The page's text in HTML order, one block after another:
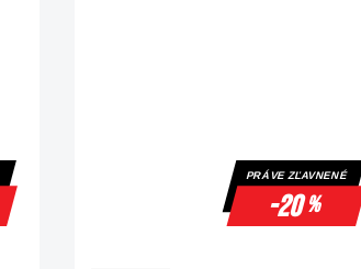
PRÁVE ZĽAVNENÉ
-20%